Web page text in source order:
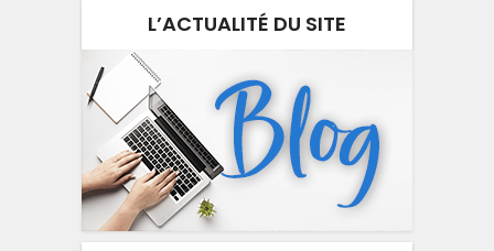
L’ACTUALITÉ DU SITE